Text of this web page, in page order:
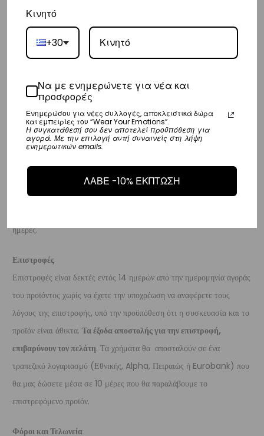
– Τα έξοδα αποστολής για όλο την Ευρώπη είναι στα
– Η συνεργαζόμενη εταιρεία ταχυμεταφορών,DHL, θα αναλάβει την
– Οι χρόνοι παράδοσης κυμαίνονται συνήθως από 3-8 εργάσιμες
ημέρες.
Διεθνή
– Η συνεργαζόμενη εταιρεία ταχυμεταφορών,DHL
παράδοσή σας.
ημέρες.
Επιστροφές
Επιστροφές είναι δεκτές εντός 14 ημερών από την ημερομηνία αγοράς
του προϊόντος χωρίς να έχετε την υποχρέωση να αναφέρετε τους
λόγους της επιστροφής, υπό την προϋπόθεση ότι η συσκευασία και το
προϊόν είναι άθικτα. Τα έξοδα αποστολής για την επιστροφή,
επιβαρύνουν τον πελάτη. Τα χρήματα θα αποσταλούν σε ένα
τραπεζικό λογαριασμό (Εθνικής, Alpha, Πειραιώς ή Eurobank) που
θα μας δώσετε μέσα σε 10 μέρες που θα παραλάβουμε το
επιστρεφόμενο προϊόν.
Φόροι και Τελωνεία
Κινητό
+30
Να με ενημερώνετε για νέα και
προσφορές
Ενημερώσου για νέες συλλογές, αποκλειστικά δώρα
και εμπειρίες του “Wear Your Emotions”.
Η συγκατάθεσή σου δεν αποτελεί προϋπόθεση για
αγορά. Με την επιλογή αυτή συναινείς στη λήψη
ενημερωτικών emails.
ΛΑΒΕ -10% ΕΚΠΤΩΣΗ